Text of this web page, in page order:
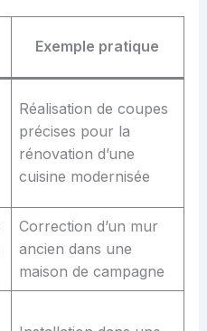
Exemple pratique
Réalisation de coupes
précises pour la
rénovation d’une
cuisine modernisée
Correction d’un mur
ancien dans une
maison de campagne